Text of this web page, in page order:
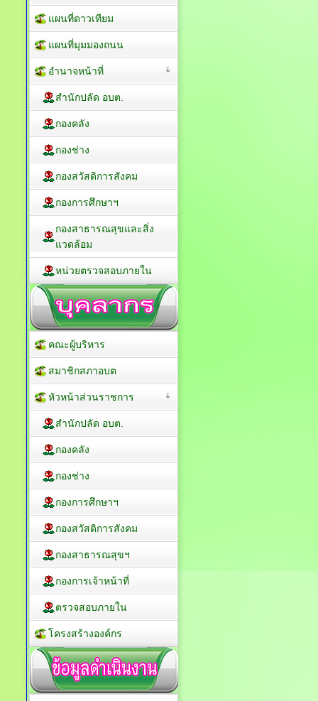
แผนที่ดาวเทียม
แผนที่มุมมองถนน
อำนาจหน้าที่
สำนักปลัด อบต.
กองคลัง
กองช่าง
กองสวัสดิการสังคม
กองการศึกษาฯ
กองสาธารณสุขและสิ่ง
แวดล้อม
หน่วยตรวจสอบภายใน
คณะผู้บริหาร
สมาชิกสภาอบต
หัวหน้าส่วนราชการ
สำนักปลัด อบต.
กองคลัง
กองช่าง
กองการศึกษาฯ
กองสวัสดิการสังคม
กองสาธารณสุขฯ
กองการเจ้าหน้าที่
ตรวจสอบภายใน
โครงสร้างองค์กร